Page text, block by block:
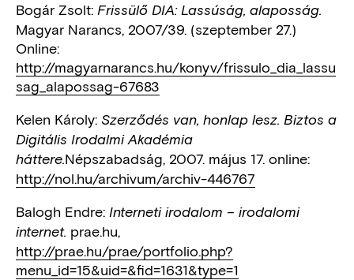
Bogár Zsolt: Frissülő DIA: Lassúság, alaposság.
Magyar Narancs, 2007/39. (szeptember 27.)
Online:
http://magyarnarancs.hu/konyv/frissulo_dia_lassu
sag_alapossag-67683
Kelen Károly: Szerződés van, honlap lesz. Biztos a
Digitális Irodalmi Akadémia
háttere.Népszabadság, 2007. május 17. online:
http://nol.hu/archivum/archiv-446767
Balogh Endre: Interneti irodalom – irodalomi
internet. prae.hu,
http://prae.hu/prae/portfolio.php?
menu_id=15&uid=&fid=1631&type=1